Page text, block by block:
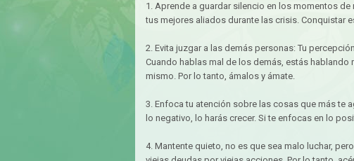
1. Aprende a guardar silencio en los momentos
tus mejores aliados durante las crisis. Conquistar
2. Evita juzgar a las demás personas: Tu
Cuando hablas mal de los demás, estás hablando
mismo. Por lo tanto, ámalos y ámate.
3. Enfoca tu atención sobre las cosas que más te
lo negativo, lo harás crecer. Si te enfocas en lo
4. Mantente quieto, no es que sea malo luchar,